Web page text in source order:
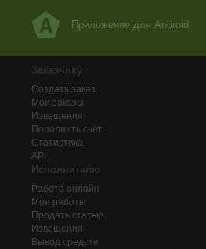
Приложение для Android
Заказчику
Создать заказ
Мои заказы
Извещения
Пополнить счёт
Статистика
API
Исполнителю
Работа онлайн
Мои работы
Продать статью
Извещения
Вывод средств